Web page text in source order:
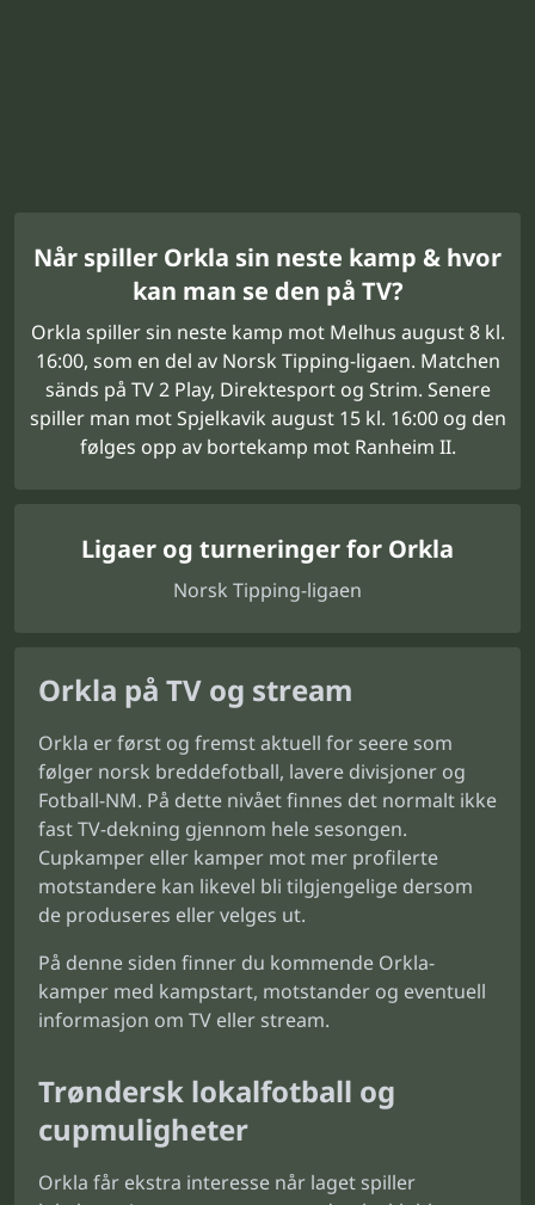
Når spiller Orkla sin neste kamp & hvor
kan man se den på TV?
Orkla spiller sin neste kamp mot Melhus august 8 kl.
16:00, som en del av Norsk Tipping-ligaen. Matchen
sänds på TV 2 Play, Direktesport og Strim. Senere
spiller man mot Spjelkavik august 15 kl. 16:00 og den
følges opp av bortekamp mot Ranheim II.
Ligaer og turneringer for Orkla
Norsk Tipping-ligaen
Orkla på TV og stream
Orkla er først og fremst aktuell for seere som
følger norsk breddefotball, lavere divisjoner og
Fotball-NM. På dette nivået finnes det normalt ikke
fast TV-dekning gjennom hele sesongen.
Cupkamper eller kamper mot mer profilerte
motstandere kan likevel bli tilgjengelige dersom
de produseres eller velges ut.
På denne siden finner du kommende Orkla-
kamper med kampstart, motstander og eventuell
informasjon om TV eller stream.
Trøndersk lokalfotball og
cupmuligheter
Orkla får ekstra interesse når laget spiller